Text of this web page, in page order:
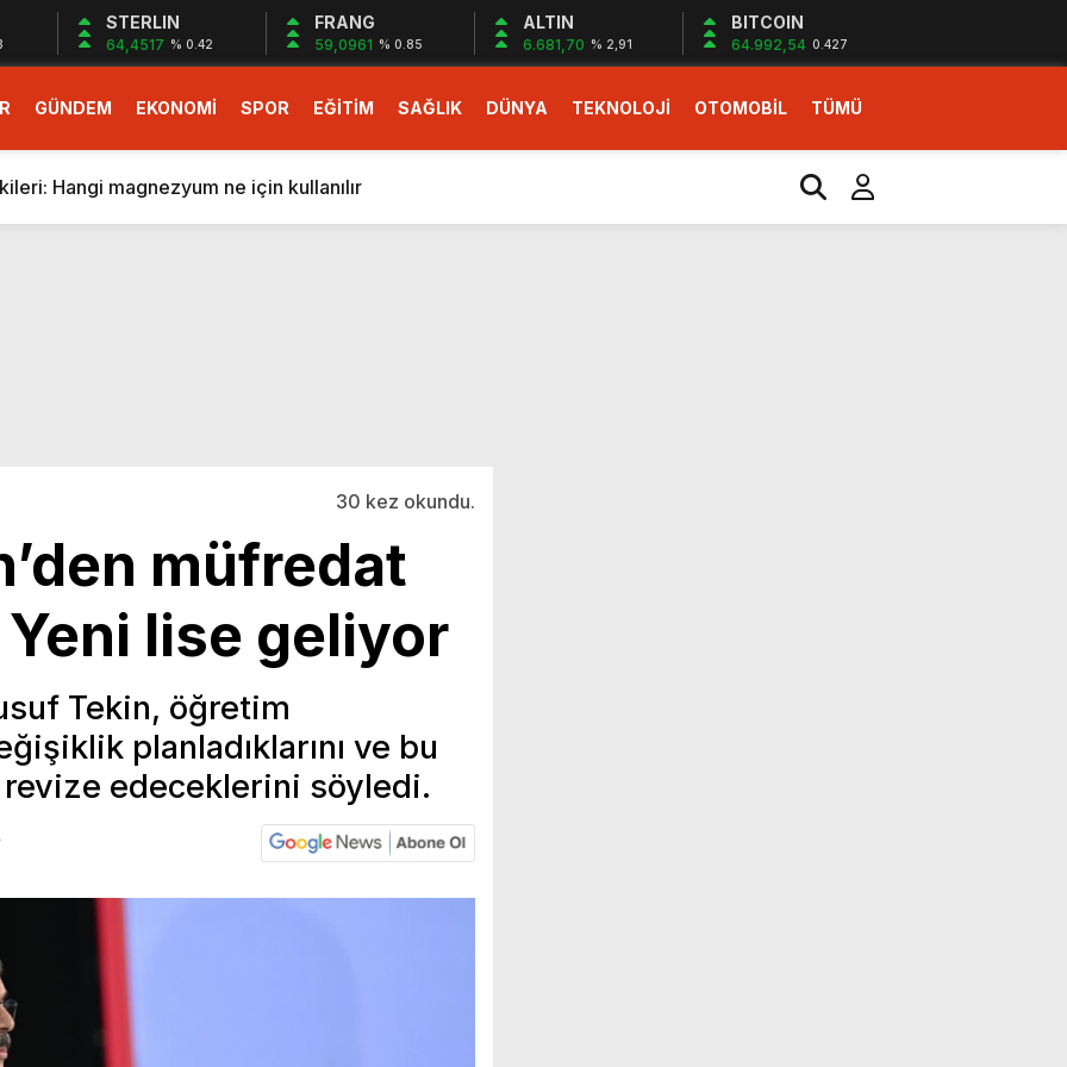
STERLIN
64,4517 % 0.42
FRANG
59,0961 % 0.85
ALTIN
6.681,70 % 2,91
BITCOIN
64.992,54 0.427
GÜNDEM EKONOMİ SPOR EĞİTİM SAĞLIK DÜNYA TEKNOLOJİ OTOMOBİL TÜMÜ
dev teklif
gelecek yeni özellikler belli oldu
Hangi magnezyum ne için kullanılır
başlıyor
dev teklif
30 kez okundu.
müfredat
Yeni lise geliyor
Tekin, öğretim
planladıklarını ve bu
edeceklerini söyledi.